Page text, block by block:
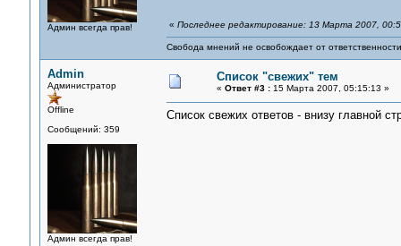
Админ всегда прав! « Последнее редактирование: 13 Марта 2007,
Свобода мнений не освобождает от
Admin
Администратор
Offline
Сообщений: 359
Админ всегда прав!
Список "свежих" тем
« Ответ #3 :15 Марта 2007, 05:15:13 »
Список свежих ответов - внизу главной